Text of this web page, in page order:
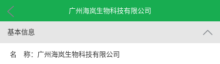
广州海岚生物科技有限公司
基本信息
名 称：广州海岚生物科技有限公司